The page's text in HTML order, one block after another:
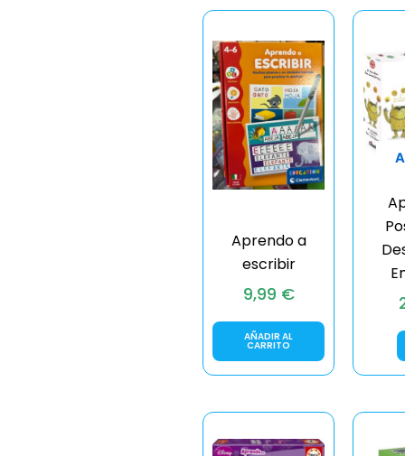
Aprendo a
escribir
9,99 €
AÑADIR AL
CARRITO